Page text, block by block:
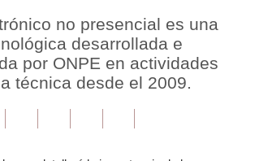
no presencial es una
desarrollada e
por ONPE en actividades
técnica desde el 2009.